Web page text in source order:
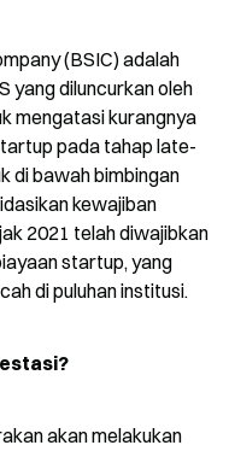
(BSIC) adalah
yang diluncurkan oleh
mengatasi kurangnya
pada tahap late-
di bawah bimbingan
kewajiban
2021 telah diwajibkan
startup, yang
di puluhan institusi.
akan melakukan